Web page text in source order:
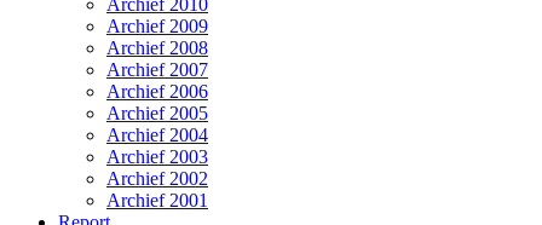
Archief 2010
Archief 2009
Archief 2008
Archief 2007
Archief 2006
Archief 2005
Archief 2004
Archief 2003
Archief 2002
Archief 2001